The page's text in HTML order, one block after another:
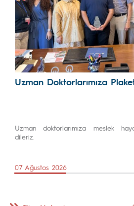
Uzman Doktorlarımıza
Uzman doktorlarımıza meslek
dileriz.
07 Ağustos 2026